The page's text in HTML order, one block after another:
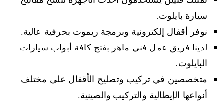
سيارة بايلوت.
نوفر أقفال إلكترونية وبرمجة ريموت بحرفية عالية.
لدينا فريق عمل فني ماهر بفتح كافة أبواب سيارات
البايلوت.
متخصصين في تركيب وتصليح الأقفال على مختلف
أنواعها الإيطالية والتركيب والصينية.